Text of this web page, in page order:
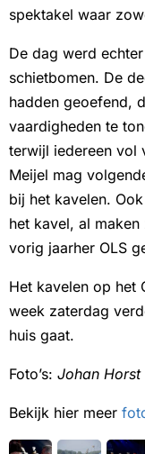
spektakel waar
De dag werd
schietbomen. De
hadden geoefend,
vaardigheden te
terwijl iedereen vol
Meijel mag
bij het kavelen.
het kavel, al
vorig jaarher OLS
Het kavelen op het
week zaterdag
huis gaat.
Foto’s: Johan Horst
Bekijk hier meer